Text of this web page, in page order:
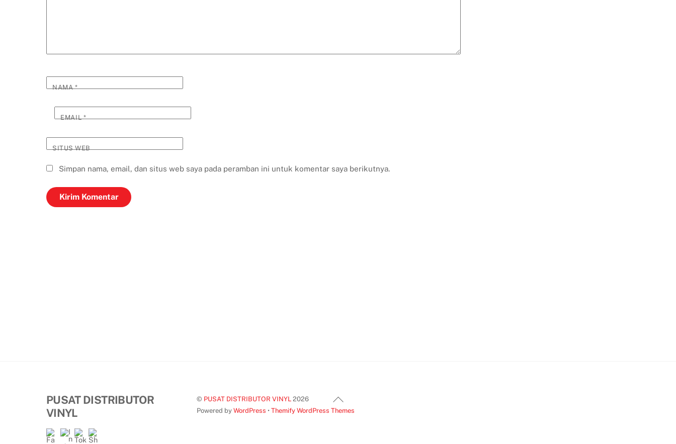
NAMA*
EMAIL*
SITUS WEB
Simpan nama, email, dan situs web saya pada peramban ini untuk komentar saya berikutnya.
Back
To
PUSAT DISTRIBUTOR
VINYL
© PUSAT DISTRIBUTOR VINYL 2026
Powered byWordPress •Themify WordPress Themes